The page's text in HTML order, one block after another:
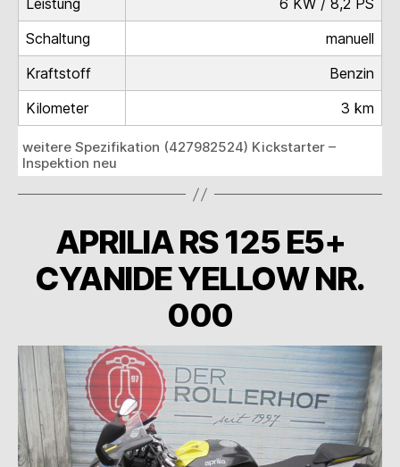
Leistung
6 KW / 8,2 PS
Schaltung
manuell
Kraftstoff
Benzin
Kilometer
3 km
weitere Spezifikation (427982524) Kickstarter –
Inspektion neu
APRILIA RS 125 E5+
CYANIDE YELLOW NR.
000